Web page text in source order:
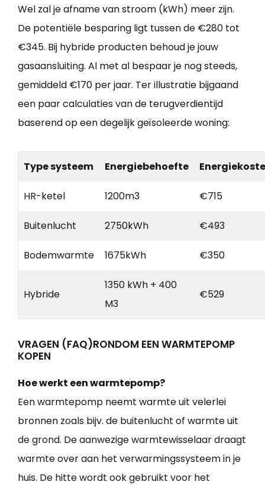
Wel zal je afname van stroom (kWh) meer zijn.
De potentiële besparing ligt tussen de €280 tot
€345. Bij hybride producten behoud je jouw
gasaansluiting. Al met al bespaar je nog steeds,
gemiddeld €170 per jaar. Ter illustratie bijgaand
een paar calculaties van de terugverdientijd
baserend op een degelijk geïsoleerde woning:
Type systeem Energiebehoefte
HR-ketel 1200m3 €715
Buitenlucht 2750kWh €493
Bodemwarmte 1675kWh €350
Hybride
1350 kWh + 400
M3
€529
VRAGEN (FAQ)RONDOM EEN WARMTEPOMP
KOPEN
Hoe werkt een warmtepomp?
Een warmtepomp neemt warmte uit velerlei
bronnen zoals bijv. de buitenlucht of warmte uit
de grond. De aanwezige warmtewisselaar draagt
warmte over aan het verwarmingssysteem in je
huis. De hitte wordt ook gebruikt voor het